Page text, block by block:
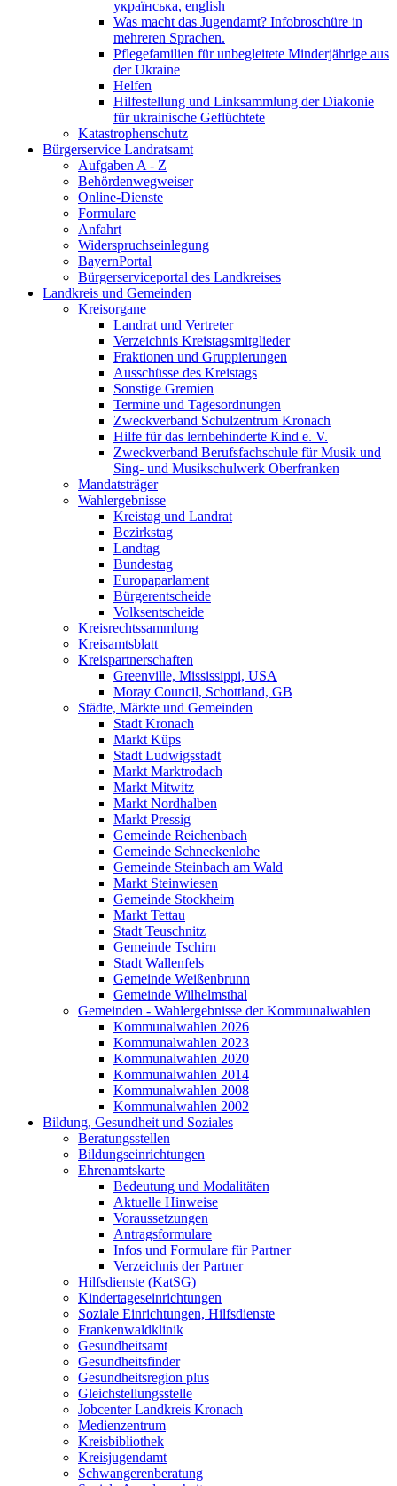
українська, english
Was macht das Jugendamt? Infobroschüre in
mehreren Sprachen.
Pflegefamilien für unbegleitete Minderjährige aus
der Ukraine
Helfen
Hilfestellung und Linksammlung der Diakonie
für ukrainische Geflüchtete
Katastrophenschutz
Bürgerservice Landratsamt
Aufgaben A - Z
Behördenwegweiser
Online-Dienste
Formulare
Anfahrt
Widerspruchseinlegung
BayernPortal
Bürgerserviceportal des Landkreises
Landkreis und Gemeinden
Kreisorgane
Landrat und Vertreter
Verzeichnis Kreistagsmitglieder
Fraktionen und Gruppierungen
Ausschüsse des Kreistags
Sonstige Gremien
Termine und Tagesordnungen
Zweckverband Schulzentrum Kronach
Hilfe für das lernbehinderte Kind e. V.
Zweckverband Berufsfachschule für Musik und
Sing- und Musikschulwerk Oberfranken
Mandatsträger
Wahlergebnisse
Kreistag und Landrat
Bezirkstag
Landtag
Bundestag
Europaparlament
Bürgerentscheide
Volksentscheide
Kreisrechtssammlung
Kreisamtsblatt
Kreispartnerschaften
Greenville, Mississippi, USA
Moray Council, Schottland, GB
Städte, Märkte und Gemeinden
Stadt Kronach
Markt Küps
Stadt Ludwigsstadt
Markt Marktrodach
Markt Mitwitz
Markt Nordhalben
Markt Pressig
Gemeinde Reichenbach
Gemeinde Schneckenlohe
Gemeinde Steinbach am Wald
Markt Steinwiesen
Gemeinde Stockheim
Markt Tettau
Stadt Teuschnitz
Gemeinde Tschirn
Stadt Wallenfels
Gemeinde Weißenbrunn
Gemeinde Wilhelmsthal
Gemeinden - Wahlergebnisse der Kommunalwahlen
Kommunalwahlen 2026
Kommunalwahlen 2023
Kommunalwahlen 2020
Kommunalwahlen 2014
Kommunalwahlen 2008
Kommunalwahlen 2002
Bildung, Gesundheit und Soziales
Beratungsstellen
Bildungseinrichtungen
Ehrenamtskarte
Bedeutung und Modalitäten
Aktuelle Hinweise
Voraussetzungen
Antragsformulare
Infos und Formulare für Partner
Verzeichnis der Partner
Hilfsdienste (KatSG)
Kindertageseinrichtungen
Soziale Einrichtungen, Hilfsdienste
Frankenwaldklinik
Gesundheitsamt
Gesundheitsfinder
Gesundheitsregion plus
Gleichstellungsstelle
Jobcenter Landkreis Kronach
Medienzentrum
Kreisbibliothek
Kreisjugendamt
Schwangerenberatung